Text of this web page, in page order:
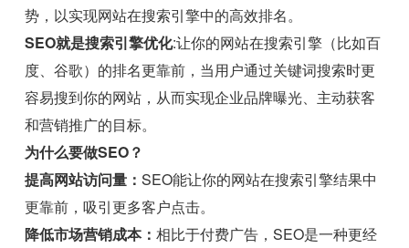
势，以实现网站在搜索引擎中的高效排名。
SEO就是搜索引擎优化:让你的网站在搜索引擎（比如百
度、谷歌）的排名更靠前，当用户通过关键词搜索时更
容易搜到你的网站，从而实现企业品牌曝光、主动获客
和营销推广的目标。
为什么要做SEO？
提高网站访问量：SEO能让你的网站在搜索引擎结果中
更靠前，吸引更多客户点击。
降低市场营销成本：相比于付费广告，SEO是一种更经